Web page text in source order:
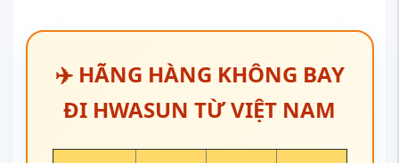
✈️ HÃNG HÀNG KHÔNG BAY
ĐI HWASUN TỪ VIỆT NAM